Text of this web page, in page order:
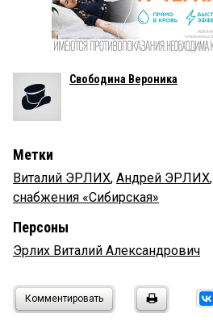
Свободина Вероника
Метки
Виталий ЭРЛИХ, Андрей ЭРЛИХ,
снабжения «Сибирская»
Персоны
Эрлих Виталий Александрович
Комментировать